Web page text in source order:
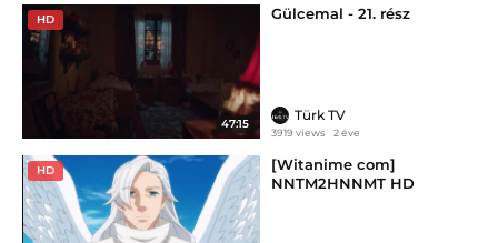
HD
47:15
Gülcemal - 21. rész
Türk TV
3919 views 2 éve
HD
[Witanime com]
NNTM2HNNMT HD